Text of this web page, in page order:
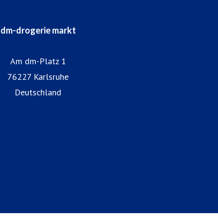
dm-drogerie markt
Am dm-Platz 1
76227 Karlsruhe
Deutschland